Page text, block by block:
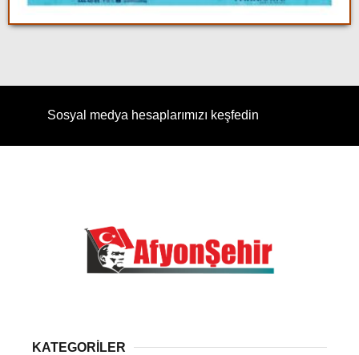
Sosyal medya hesaplarımızı keşfedin
KATEGORİLER